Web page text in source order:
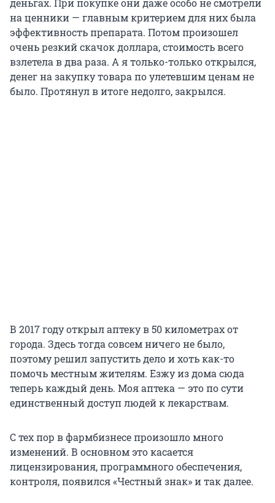
деньгах. При покупке они даже особо не смотрели
на ценники — главным критерием для них была
эффективность препарата. Потом произошел
очень резкий скачок доллара, стоимость всего
взлетела в два раза. А я только-только открылся,
денег на закупку товара по улетевшим ценам не
было. Протянул в итоге недолго, закрылся.
В 2017 году открыл аптеку в 50 километрах от
города. Здесь тогда совсем ничего не было,
поэтому решил запустить дело и хоть как-то
помочь местным жителям. Езжу из дома сюда
теперь каждый день. Моя аптека — это по сути
единственный доступ людей к лекарствам.
С тех пор в фармбизнесе произошло много
изменений. В основном это касается
лицензирования, программного обеспечения,
контроля, появился «Честный знак» и так далее.